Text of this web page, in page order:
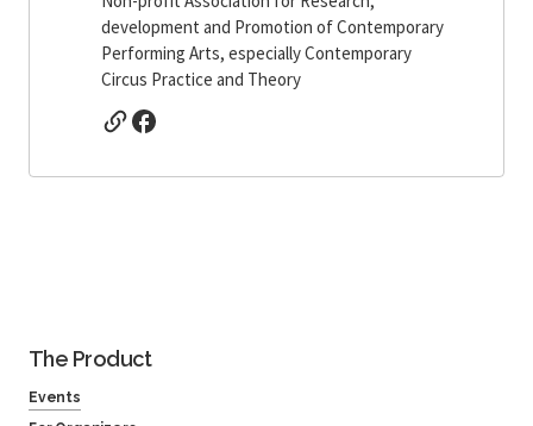
development and Promotion of Contemporary
Performing Arts, especially Contemporary
Circus Practice and Theory
The Product
Events